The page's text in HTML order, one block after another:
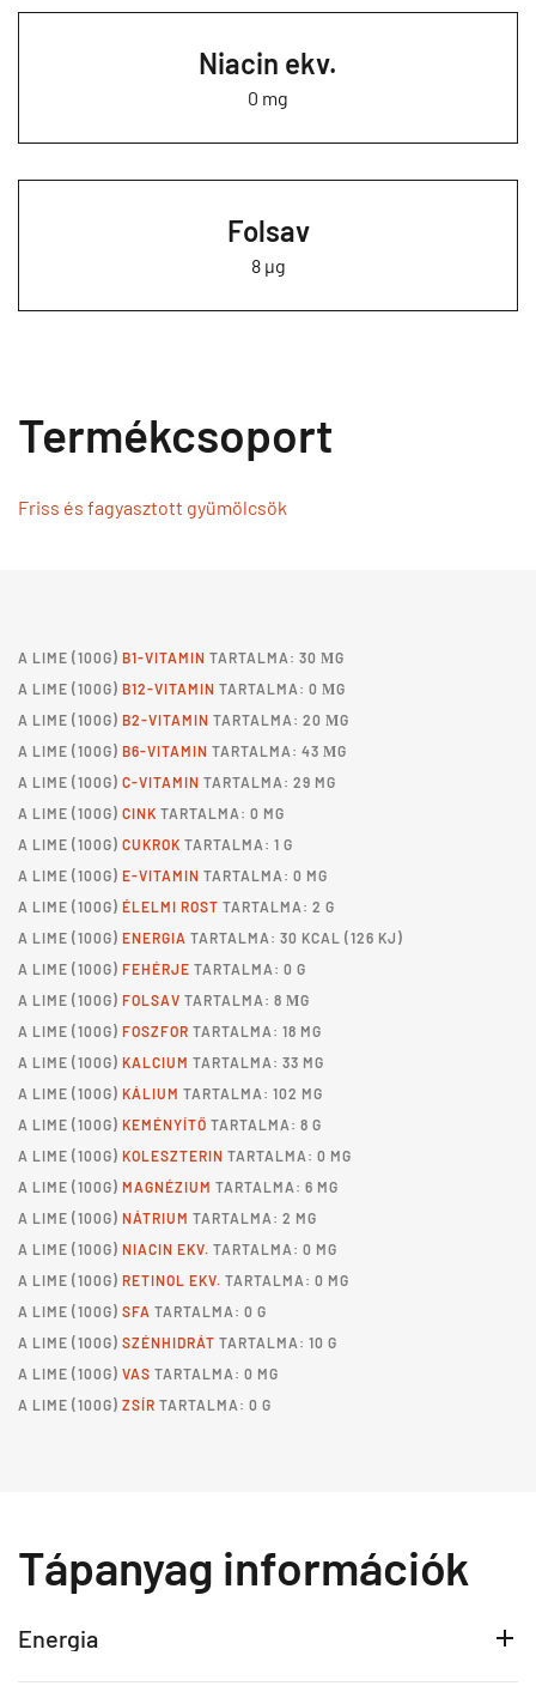
Niacin ekv.
0 mg
Folsav
8 µg
Termékcsoport
Friss és fagyasztott gyümölcsök
A LIME (100G) B1-VITAMIN TARTALMA: 30 ΜG
A LIME (100G) B12-VITAMIN TARTALMA: 0 ΜG
A LIME (100G) B2-VITAMIN TARTALMA: 20 ΜG
A LIME (100G) B6-VITAMIN TARTALMA: 43 ΜG
A LIME (100G) C-VITAMIN TARTALMA: 29 MG
A LIME (100G) CINK TARTALMA: 0 MG
A LIME (100G) CUKROK TARTALMA: 1 G
A LIME (100G) E-VITAMIN TARTALMA: 0 MG
A LIME (100G) ÉLELMI ROST TARTALMA: 2 G
A LIME (100G) ENERGIA TARTALMA: 30 KCAL (126 KJ)
A LIME (100G) FEHÉRJE TARTALMA: 0 G
A LIME (100G) FOLSAV TARTALMA: 8 ΜG
A LIME (100G) FOSZFOR TARTALMA: 18 MG
A LIME (100G) KALCIUM TARTALMA: 33 MG
A LIME (100G) KÁLIUM TARTALMA: 102 MG
A LIME (100G) KEMÉNYÍTŐ TARTALMA: 8 G
A LIME (100G) KOLESZTERIN TARTALMA: 0 MG
A LIME (100G) MAGNÉZIUM TARTALMA: 6 MG
A LIME (100G) NÁTRIUM TARTALMA: 2 MG
A LIME (100G) NIACIN EKV. TARTALMA: 0 MG
A LIME (100G) RETINOL EKV. TARTALMA: 0 MG
A LIME (100G) SFA TARTALMA: 0 G
A LIME (100G) SZÉNHIDRÁT TARTALMA: 10 G
A LIME (100G) VAS TARTALMA: 0 MG
A LIME (100G) ZSÍR TARTALMA: 0 G
Tápanyag információk
Energia